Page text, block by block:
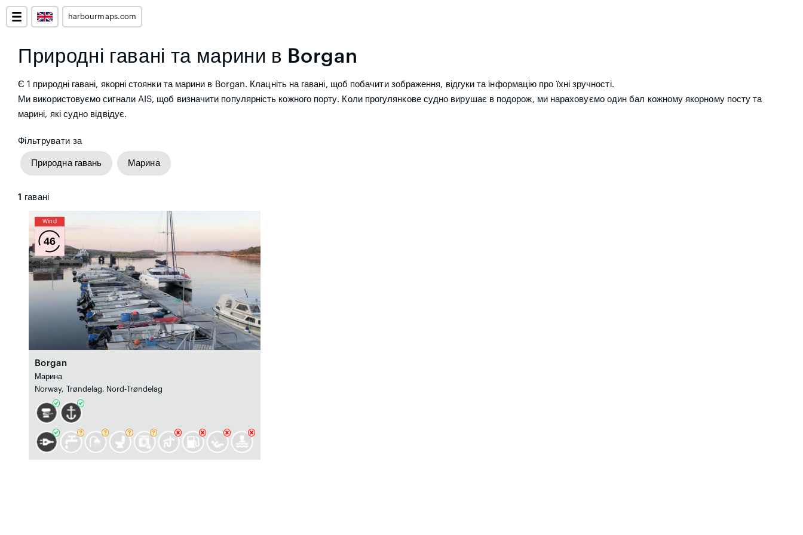
harbourmaps.com
Природні гавані та марини в Borgan
Є 1 природні гавані, якорні стоянки та марини в Borgan. Клацніть на гавані, щоб побачити зображення, відгуки та інформацію про їхні зручності.
Ми використовуємо сигнали AIS, щоб визначити популярність кожного порту. Коли прогулянкове судно вирушає в подорож, ми нараховуємо один бал кожному якорному посту та
марині, які судно відвідує.
Фільтрувати за
Природна гавань Марина
1 гавані
Wind
46
Borgan
Марина
Norway, Trøndelag, Nord-Trøndelag